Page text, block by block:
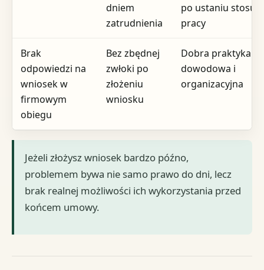
dniem
zatrudnienia
po ustaniu
pracy
Brak
odpowiedzi na
wniosek w
firmowym
obiegu
Bez zbędnej
zwłoki po
złożeniu
wniosku
Dobra praktyka
dowodowa i
organizacyjna
Jeżeli złożysz wniosek bardzo późno,
problemem bywa nie samo prawo do dni, lecz
brak realnej możliwości ich wykorzystania przed
końcem umowy.